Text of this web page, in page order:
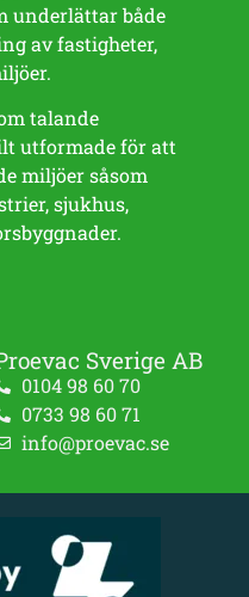
underlättar både
av fastigheter,
talande
utformade för att
miljöer såsom
sjukhus,
Sverige AB
0104 98 60 70
0733 98 60 71
info@proevac.se